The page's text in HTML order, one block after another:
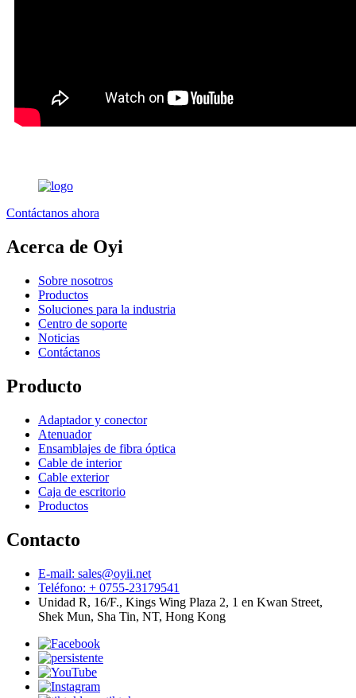
Contáctanos ahora
Acerca de Oyi
Sobre nosotros
Productos
Soluciones para la industria
Centro de soporte
Noticias
Contáctanos
Producto
Adaptador y conector
Atenuador
Ensamblajes de fibra óptica
Cable de interior
Cable exterior
Caja de escritorio
Productos
Contacto
E-mail: sales@oyii.net
Teléfono: + 0755-23179541
Unidad R, 16/F., Kings Wing Plaza 2, 1 en Kwan Street,
Shek Mun, Sha Tin, NT, Hong Kong